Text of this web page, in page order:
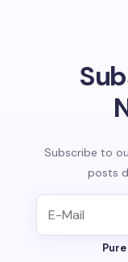
Subscribe to
posts